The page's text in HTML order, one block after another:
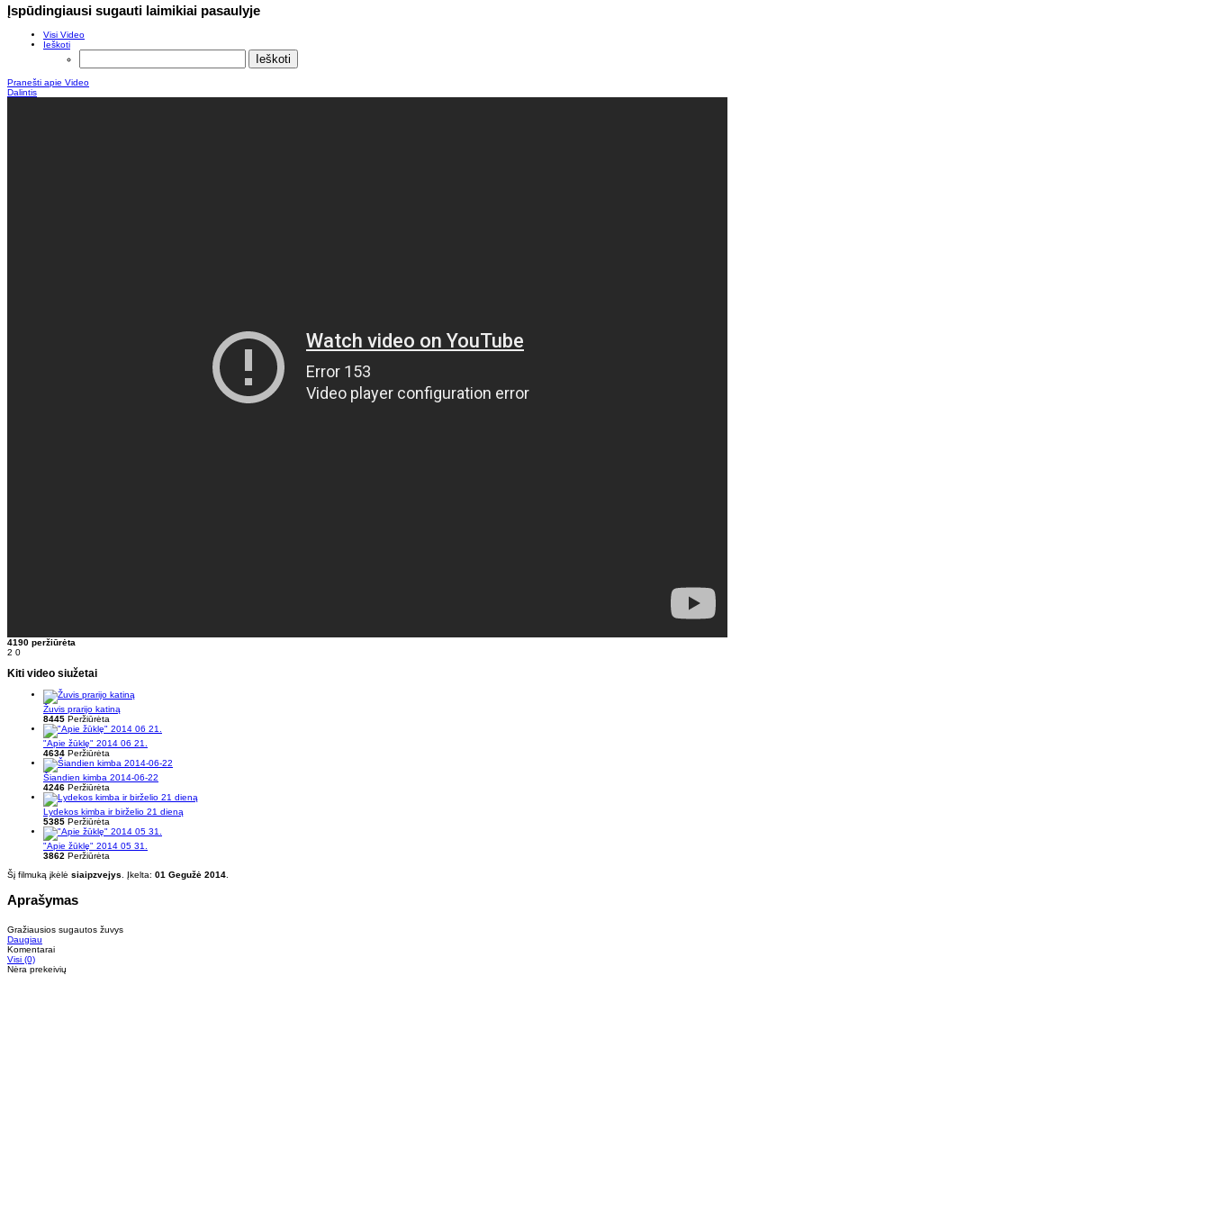
Įspūdingiausi sugauti laimikiai pasaulyje
Visi Video
Ieškoti
Pranešti apie Video
Dalintis
4190 peržiūrėta
2 0
Kiti video siužetai
Žuvis prarijo katiną
8445 Peržiūrėta
"Apie žūklę" 2014 06 21.
4634 Peržiūrėta
Šiandien kimba 2014-06-22
4246 Peržiūrėta
Lydekos kimba ir birželio 21 dieną
5385 Peržiūrėta
"Apie žūklę" 2014 05 31.
3862 Peržiūrėta
Šį filmuką įkėlė siaipzvejys . Įkelta: 01 Gegužė 2014
Aprašymas
Gražiausios sugautos žuvys
Daugiau
Komentarai
Visi (0)
Nėra prekeivių